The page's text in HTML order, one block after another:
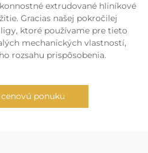
extrudované hliníkové
Gracias našej pokročilej
ktoré používame pre tieto
mechanických vlastností,
rozsahu prispôsobenia.
ponuku